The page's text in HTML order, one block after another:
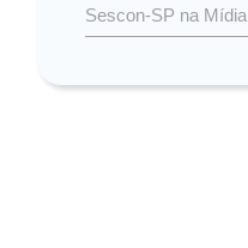
Sescon-SP na Mídia